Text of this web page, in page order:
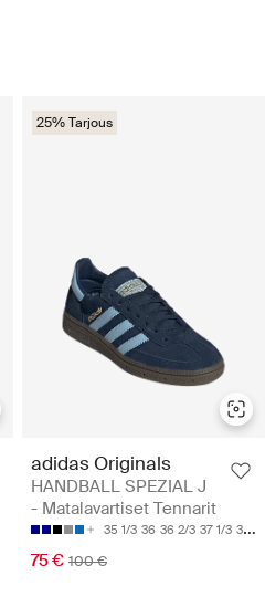
25% Tarjous
adidas Originals
HANDBALL SPEZIAL J
- Matalavartiset Tennarit
35 1/3 36 36 2/3 37 1/3 38
75 € 100 €